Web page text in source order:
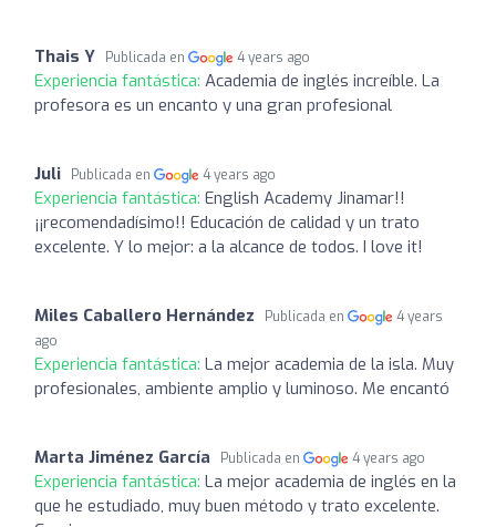
Thais Y Publicada en 4 years ago
Experiencia fantástica: Academia de inglés increíble. La
profesora es un encanto y una gran profesional
Juli Publicada en 4 years ago
Experiencia fantástica: English Academy Jinamar!!
¡¡recomendadísimo!! Educación de calidad y un trato
excelente. Y lo mejor: a la alcance de todos. I love it!
Miles Caballero Hernández Publicada en
4 years
ago
Experiencia fantástica: La mejor academia de la isla. Muy
profesionales, ambiente amplio y luminoso. Me encantó
Marta Jiménez García Publicada en 4 years ago
Experiencia fantástica: La mejor academia de inglés en la
que he estudiado, muy buen método y trato excelente.